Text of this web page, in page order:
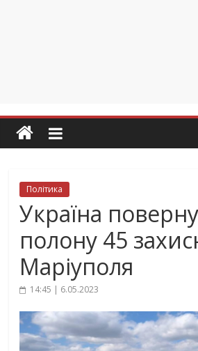
Політика
Україна
полону 45
Маріуполя
14:45 | 6.05.2023